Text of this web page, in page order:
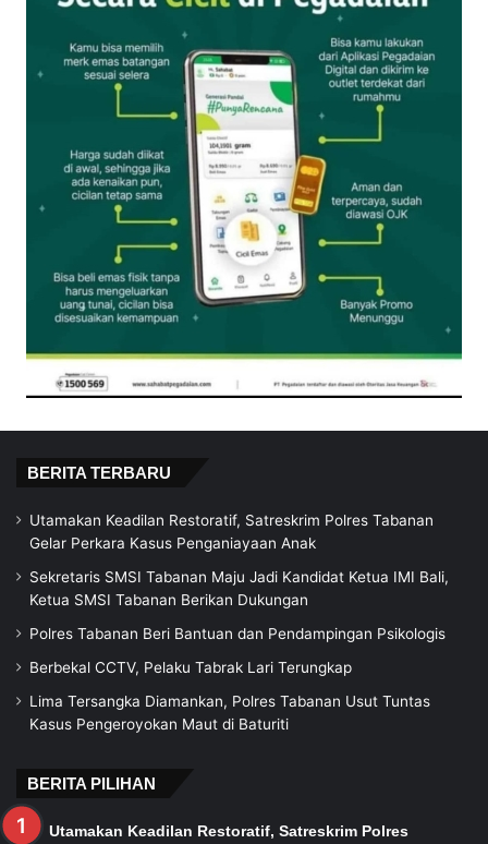
BERITA TERBARU
Utamakan Keadilan Restoratif, Satreskrim Polres Tabanan
Gelar Perkara Kasus Penganiayaan Anak
Sekretaris SMSI Tabanan Maju Jadi Kandidat Ketua IMI Bali,
Ketua SMSI Tabanan Berikan Dukungan
Polres Tabanan Beri Bantuan dan Pendampingan Psikologis
Berbekal CCTV, Pelaku Tabrak Lari Terungkap
Lima Tersangka Diamankan, Polres Tabanan Usut Tuntas
Kasus Pengeroyokan Maut di Baturiti
BERITA PILIHAN
Utamakan Keadilan Restoratif, Satreskrim Polres